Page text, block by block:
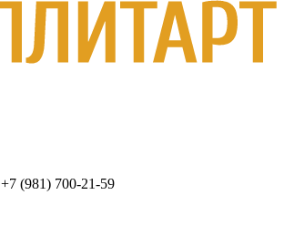
+7 (981) 700-21-59